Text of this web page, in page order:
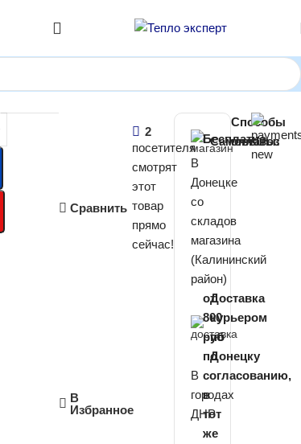
Сравнить
В
Избранное
2
посетителя
смотрят
этот
товар
прямо
сейчас!
Самовывоз
В
Донецке
со
складов
магазина
(Калининский
район)
Бесплатно
Доставка
курьером
по
Донецку
В
городах
ДНР
от
800
руб
по
согласованию,
в
тот
же
Способы
оплаты: